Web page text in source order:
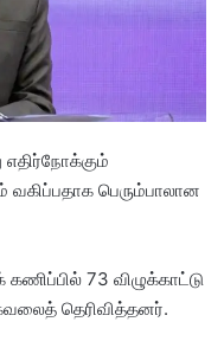
வகிப்பதாக பெரும்பாலான
73 விழுக்காட்டு
தெரிவித்தனர்.